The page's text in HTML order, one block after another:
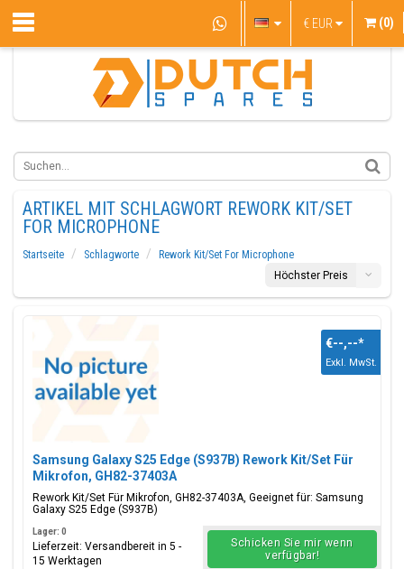
€ EUR (0)
ARTIKEL MIT SCHLAGWORT REWORK KIT/SET
FOR MICROPHONE
Startseite Schlagworte
Rework Kit/Set For Microphone
Höchster Preis
Samsung Galaxy S25 Edge (S937B) Rework Kit/Set Für
Mikrofon, GH82-37403A
Rework Kit/Set Für Mikrofon, GH82-37403A, Geeignet für: Samsung
Galaxy S25 Edge (S937B)
€--,--*
Exkl. MwSt.
Lager: 0
Lieferzeit: Versandbereit in 5 -
15 Werktagen
Schicken Sie mir wenn
verfügbar!